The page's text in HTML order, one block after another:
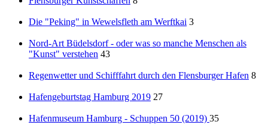
Die "Peking" in Wewelsfleth am Werftkai 3
Nord-Art Büdelsdorf - oder was so manche Menschen als
"Kunst" verstehen 43
Regenwetter und Schifffahrt durch den Flensburger Hafen 8
Hafengeburtstag Hamburg 2019 27
Hafenmuseum Hamburg - Schuppen 50 (2019) 35